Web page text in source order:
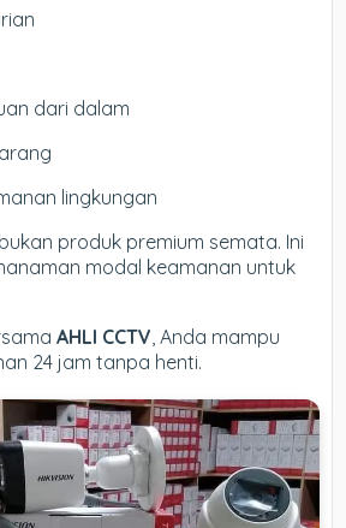
dari dalam
lingkungan
produk premium semata. Ini
modal keamanan untuk
AHLI CCTV, Anda mampu
24 jam tanpa henti.